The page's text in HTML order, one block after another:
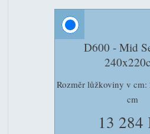
D600 - Mid
Rozměr lůžkoviny v
cm
13 284